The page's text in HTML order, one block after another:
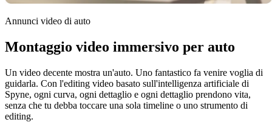
Annunci video di auto
Montaggio video immersivo per auto
Un video decente mostra un'auto. Uno fantastico fa venire voglia di
guidarla. Con l'editing video basato sull'intelligenza artificiale di
Spyne, ogni curva, ogni dettaglio e ogni dettaglio prendono vita,
senza che tu debba toccare una sola timeline o uno strumento di
editing.